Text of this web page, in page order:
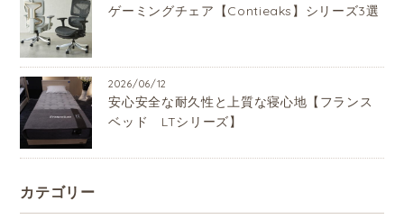
ゲーミングチェア【Contieaks】シリーズ3選
2026/06/12
安心安全な耐久性と上質な寝心地【フランス
ベッド LTシリーズ】
カテゴリー